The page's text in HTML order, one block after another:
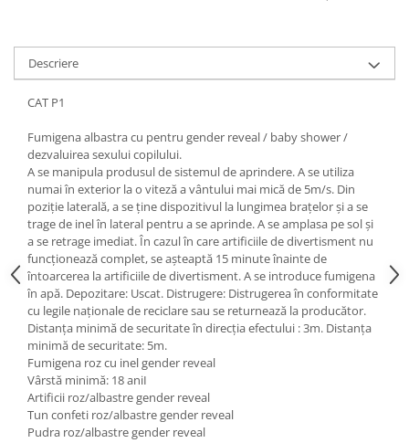
Descriere
CAT P1
Fumigena albastra cu pentru gender reveal / baby shower /
dezvaluirea sexului copilului.
A se manipula produsul de sistemul de aprindere. A se utiliza
numai în exterior la o viteză a vântului mai mică de 5m/s. Din
poziție laterală, a se ține dispozitivul la lungimea brațelor și a se
trage de inel în lateral pentru a se aprinde. A se amplasa pe sol și
a se retrage imediat. În cazul în care artificiile de divertisment nu
funcționează complet, se așteaptă 15 minute înainte de
întoarcerea la artificiile de divertisment. A se introduce fumigena
în apă. Depozitare: Uscat. Distrugere: Distrugerea în conformitate
cu legile naționale de reciclare sau se returnează la producător.
Distanța minimă de securitate în direcția efectului : 3m. Distanța
minimă de securitate: 5m.
Fumigena roz cu inel gender reveal
Vârstă minimă: 18 aniI
Artificii roz/albastre gender reveal
Tun confeti roz/albastre gender reveal
Pudra roz/albastre gender reveal